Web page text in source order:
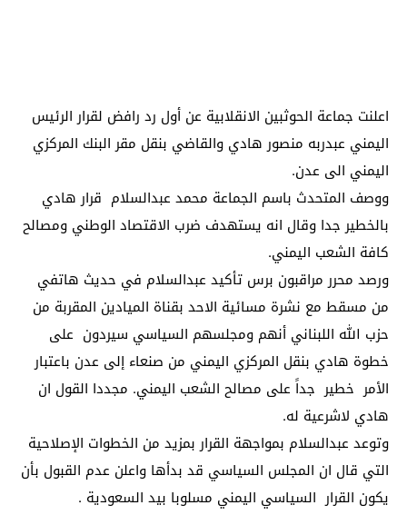
اعلنت جماعة الحوثبين الانقلابية عن أول رد رافض لقرار الرئيس
اليمني عبدربه منصور هادي والقاضي بنقل مقر البنك المركزي
اليمني الى عدن.
ووصف المتحدث باسم الجماعة محمد عبدالسلام قرار هادي
بالخطير جدا وقال انه يستهدف ضرب الاقتصاد الوطني ومصالح
كافة الشعب اليمني.
ورصد محرر مراقبون برس تأكيد عبدالسلام في حديث هاتفي
من مسقط مع نشرة مسائية الاحد بقناة الميادين المقربة من
حزب الله اللبناني أنهم ومجلسهم السياسي سيردون على
خطوة هادي بنقل المركزي اليمني من صنعاء إلى عدن باعتبار
الأمر خطير جداً على مصالح الشعب اليمني. مجددا القول ان
هادي لاشرعية له.
وتوعد عبدالسلام بمواجهة القرار بمزيد من الخطوات الإصلاحية
التي قال ان المجلس السياسي قد بدأها واعلن عدم القبول بأن
يكون القرار السياسي اليمني مسلوبا بيد السعودية .